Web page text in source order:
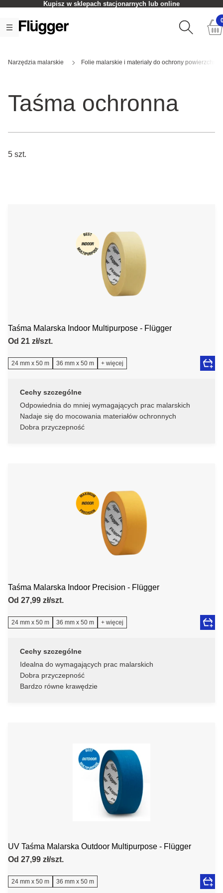
Kupisz w sklepach stacjonarnych lub online
Narzędzia malarskie Folie malarskie i materiały do ochrony powierzchni
Taśma ochronna
5 szt.
Taśma Malarska Indoor Multipurpose - Flügger
Od 21 zł/szt.
24 mm x 50 m 36 mm x 50 m + więcej
Cechy szczególne
Odpowiednia do mniej wymagających prac malarskich
Nadaje się do mocowania materiałów ochronnych
Dobra przyczepność
Taśma Malarska Indoor Precision - Flügger
Od 27,99 zł/szt.
24 mm x 50 m 36 mm x 50 m + więcej
Cechy szczególne
Idealna do wymagających prac malarskich
Dobra przyczepność
Bardzo równe krawędzie
UV Taśma Malarska Outdoor Multipurpose - Flügger
Od 27,99 zł/szt.
24 mm x 50 m 36 mm x 50 m